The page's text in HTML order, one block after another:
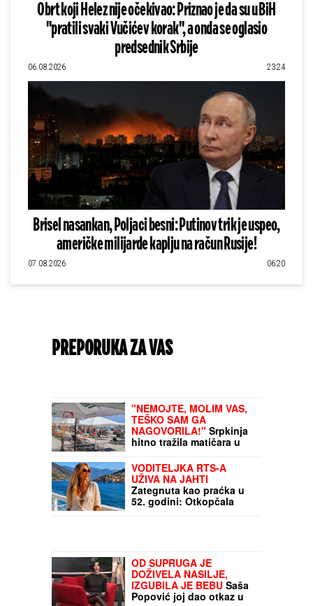
Obrt koji Helez nije očekivao: Priznao je da su u BiH
"pratili svaki Vučićev korak", a onda se oglasio
predsednik Srbije
06.08.2026 23:24
Brisel nasankan, Poljaci besni: Putinov trik je uspeo,
američke milijarde kaplju na račun Rusije!
07.08.2026 06:20
PREPORUKA ZA VAS
"NEMOJTE, MOLIM VAS,
TEŠKO SAM GA
NAGOVORILA!"Srpkinja
hitno tražila matičara u